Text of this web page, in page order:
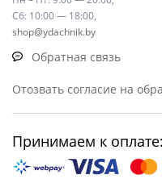
Сб: 10:00 — 18:00,
shop@ydachnik.by
Обратная связь
Отозвать согласие на
Принимаем к оплате: